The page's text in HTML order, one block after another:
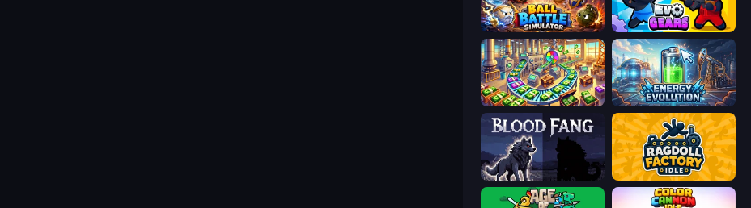
Ball Battle Simulator Evo Gears
Money Factory: Tycoon Idle Game Energy Evolution
Blood Fang Ragdoll Factory Idle